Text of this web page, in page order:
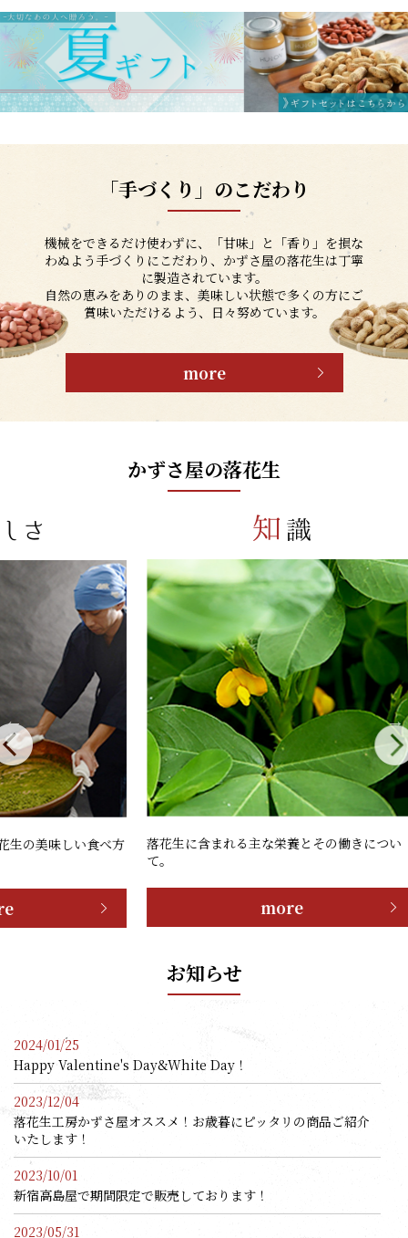
「手づくり」のこだわり
機械をできるだけ使わずに、「甘味」と「香り」を損な
わぬよう手づくりにこだわり、かずさ屋の落花生は丁寧
に製造されています。
自然の恵みをありのまま、美味しい状態で多くの方にご
賞味いただけるよう、日々努めています。
more
かずさ屋の落花生
食べ方
落花生に含まれる主な栄養とその働きについ
ショッ
お知らせ
2024/01/25
Happy Valentine's Day&White Day！
2023/12/04
落花生工房かずさ屋オススメ！お歳暮にピッタリの商品ご紹介
いたします！
2023/10/01
新宿高島屋で期間限定で販売しております！
2023/05/31